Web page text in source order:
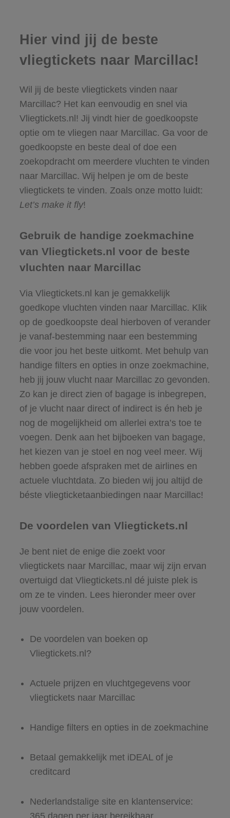
Hier vind jij de beste
vliegtickets naar Marcillac!
Wil jij de beste vliegtickets vinden naar
Marcillac? Het kan eenvoudig en snel via
Vliegtickets.nl! Jij vindt hier de goedkoopste
optie om te vliegen naar Marcillac. Ga voor de
goedkoopste en beste deal of doe een
zoekopdracht om meerdere vluchten te vinden
naar Marcillac. Wij helpen je om de beste
vliegtickets te vinden. Zoals onze motto luidt:
Let’s make it fly!
Gebruik de handige zoekmachine
van Vliegtickets.nl voor de beste
vluchten naar Marcillac
Via Vliegtickets.nl kan je gemakkelijk
goedkope vluchten vinden naar Marcillac. Klik
op de goedkoopste deal hierboven of verander
je vanaf-bestemming naar een bestemming
die voor jou het beste uitkomt. Met behulp van
handige filters en opties in onze zoekmachine,
heb jij jouw vlucht naar Marcillac zo gevonden.
Zo kan je direct zien of bagage is inbegrepen,
of je vlucht naar direct of indirect is én heb je
nog de mogelijkheid om allerlei extra’s toe te
voegen. Denk aan het bijboeken van bagage,
het kiezen van je stoel en nog veel meer. Wij
hebben goede afspraken met de airlines en
actuele vluchtdata. Zo bieden wij jou altijd de
béste vliegticketaanbiedingen naar Marcillac!
De voordelen van Vliegtickets.nl
Je bent niet de enige die zoekt voor
vliegtickets naar Marcillac, maar wij zijn ervan
overtuigd dat Vliegtickets.nl dé juiste plek is
om ze te vinden. Lees hieronder meer over
jouw voordelen.
De voordelen van boeken op
Vliegtickets.nl?
Actuele prijzen en vluchtgegevens voor
vliegtickets naar Marcillac
Handige filters en opties in de zoekmachine
Betaal gemakkelijk met iDEAL of je
creditcard
Nederlandstalige site en klantenservice:
365 dagen per jaar bereikbaar